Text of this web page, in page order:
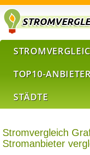
TOP10-
STÄDTE
Stromvergleich
Stromanbieter